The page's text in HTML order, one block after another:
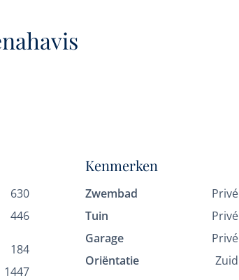
630
446
184
1447
Kenmerken
Zwembad
Privé
Tuin
Privé
Garage
Privé
Oriëntatie
Zuid